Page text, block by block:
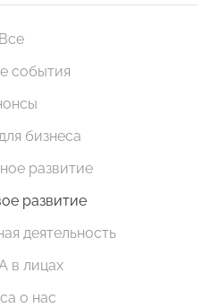
Все
события
бизнеса
развитие
развитие
деятельность
в лицах
о нас